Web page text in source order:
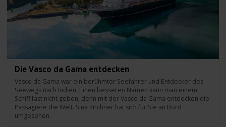
Die Vasco da Gama entdecken
Vasco da Gama war ein berühmter Seefahrer und Entdecker des
Seewegs nach Indien. Einen besseren Namen kann man einem
Schiff fast nicht geben, denn mit der Vasco da Gama entdecken die
Passagiere die Welt. Sina Kirchner hat sich für Sie an Bord
umgesehen.